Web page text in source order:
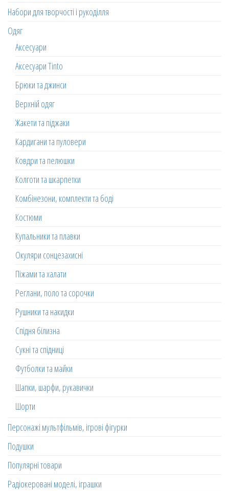
Набори для творчості і рукоділля
Одяг
Аксесуари
Аксесуари Tinto
Брюки та джинси
Верхній одяг
Жакети та піджаки
Кардигани та пуловери
Ковдри та пелюшки
Колготи та шкарпетки
Комбінезони, комплекти та боді
Костюми
Купальники та плавки
Окуляри сонцезахисні
Піжами та халати
Реглани, поло та сорочки
Рушники та накидки
Спідня білизна
Сукні та спідниці
Футболки та майки
Шапки, шарфи, рукавички
Шорти
Персонажі мультфільмів, ігрові фігурки
Подушки
Популярні товари
Радіокеровані моделі, іграшки